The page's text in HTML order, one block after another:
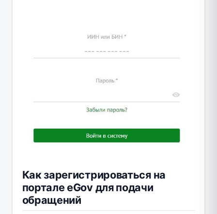
Как зарегистрироваться на
портале eGov для подачи
обращений